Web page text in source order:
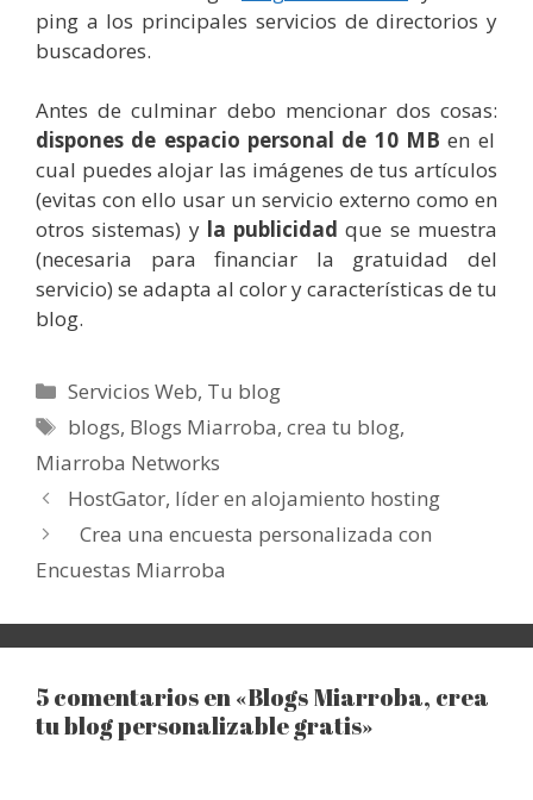
ping a los principales servicios de directorios y
buscadores.
Antes de culminar debo mencionar dos cosas:
dispones de espacio personal de 10 MB en el
cual puedes alojar las imágenes de tus artículos
(evitas con ello usar un servicio externo como en
otros sistemas) yla publicidadque se muestra
(necesaria para financiar la gratuidad del
servicio) se adapta al color y características de tu
blog.
Categorías
Servicios Web, Tu blog
Etiquetas
blogs, Blogs Miarroba,crea tu blog,
Miarroba Networks
HostGator, líder en alojamiento hosting
Crea una encuesta personalizada con
Encuestas Miarroba
5 comentarios en «Blogs Miarroba, crea
tu blog personalizable gratis»